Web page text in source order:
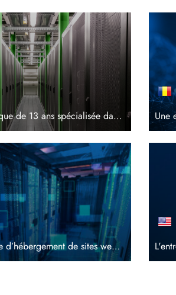
Une entreprise asiatique de 13 ans spécialisée dans l'hébergement de sites web sous Linux
Entreprise brésilienne d’hébergement de sites web au service de plus de 800 000 clients